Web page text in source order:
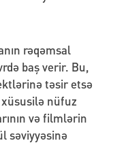
rəqəmsal
baş verir. Bu,
təsir etsə
nüfuz
və filmlərin
səviyyəsinə